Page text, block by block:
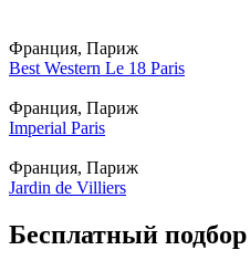
Франция, Париж
Best Western Le 18 Paris
Франция, Париж
Imperial Paris
Франция, Париж
Jardin de Villiers
Бесплатный